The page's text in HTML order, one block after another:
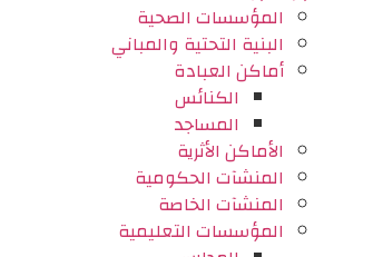
المؤسسات الصحية
البنية التحتية والمباني
أماكن العبادة
الكنائس
المساجد
الأماكن الأثرية
المنشآت الحكومية
المنشآت الخاصة
المؤسسات التعليمية